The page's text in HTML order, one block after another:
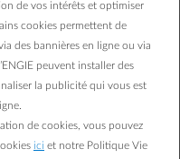
de vos intérêts et optimiser
cookies permettent de
des bannières en ligne ou via
peuvent installer des
la publicité qui vous est
de cookies, vous pouvez
ici et notre Politique Vie